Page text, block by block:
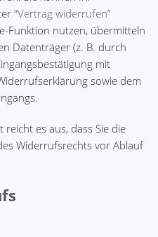
“Vertrag widerrufen”
Funktion nutzen, übermitteln
Datenträger (z. B. durch
mit
sowie dem
es aus, dass Sie die
Widerrufsrechts vor Ablauf